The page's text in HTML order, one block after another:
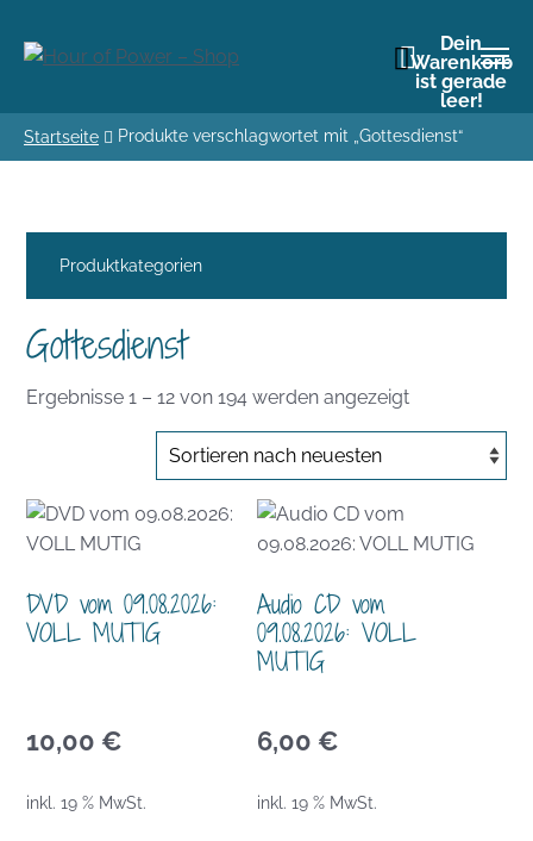
Dein
Warenkorb
ist gerade
leer!
Startseite Produkte verschlagwortet mit „Gottesdienst“
Produktkategorien
Gottesdienst
Ergebnisse 1 – 12 von 194 werden angezeigtNach
Aktualität
DVD vom 09.08.2026:
VOLL MUTIG
10,00 €
inkl. 19 % MwSt.
Audio CD vom
09.08.2026: VOLL
MUTIG
6,00 €
inkl. 19 % MwSt.